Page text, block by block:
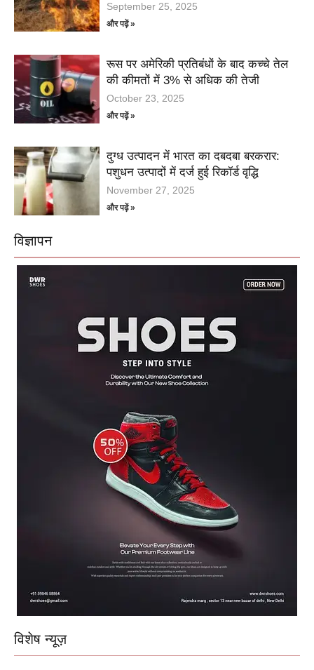
September 25, 2025
और पढ़ें »
रूस पर अमेरिकी प्रतिबंधों के बाद कच्चे तेल
की कीमतों में 3% से अधिक की तेजी
October 23, 2025
और पढ़ें »
दुग्ध उत्पादन में भारत का दबदबा बरकरार:
पशुधन उत्पादों में दर्ज हुई रिकॉर्ड वृद्धि
November 27, 2025
और पढ़ें »
विज्ञापन
विशेष न्यूज़